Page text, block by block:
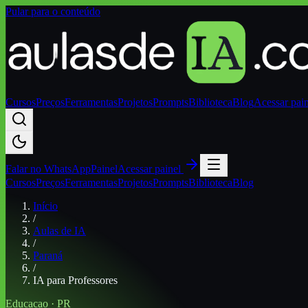
Pular para o conteúdo
CursosPreçosFerramentasProjetosPromptsBibliotecaBlogAcessar
Falar no WhatsAppPainelAcessar painel
CursosPreçosFerramentasProjetosPromptsBibliotecaBlog
Início
/
Aulas de IA
/
Paraná
/
IA para Professores
Educacao · PR